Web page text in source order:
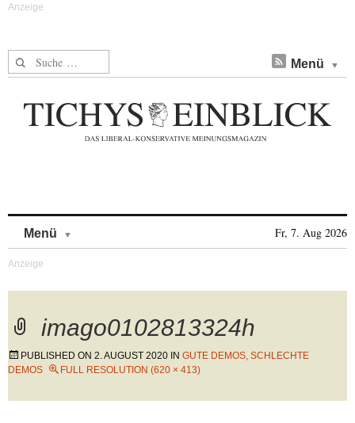
Suche nach: Menü
Menü Fr, 7. Aug 2026
imago0102813324h
PUBLISHED ON 2. AUGUST 2020 IN GUTE DEMOS, SCHLECHTE
DEMOS
FULL RESOLUTION (620 × 413)